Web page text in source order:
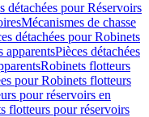
détachées pour Réservoirs
Mécanismes de chasse
détachées pour Robinets
apparentsPièces détachées
Robinets flotteurs
pour Robinets flotteurs
pour réservoirs en
flotteurs pour réservoirs